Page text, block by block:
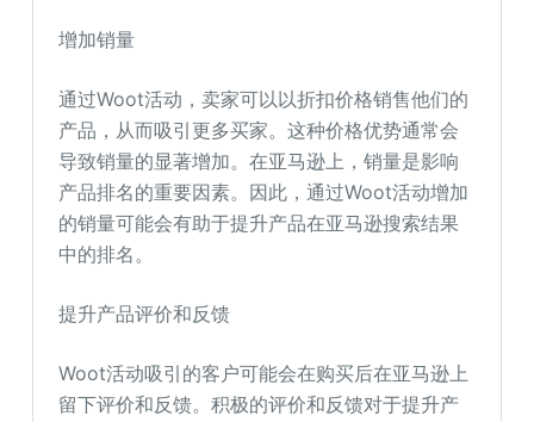
增加销量
通过Woot活动，卖家可以以折扣价格销售他们的
产品，从而吸引更多买家。这种价格优势通常会
导致销量的显著增加。在亚马逊上，销量是影响
产品排名的重要因素。因此，通过Woot活动增加
的销量可能会有助于提升产品在亚马逊搜索结果
中的排名。
提升产品评价和反馈
Woot活动吸引的客户可能会在购买后在亚马逊上
留下评价和反馈。积极的评价和反馈对于提升产